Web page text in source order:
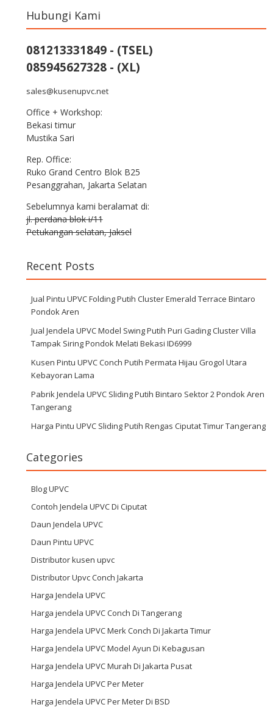
Hubungi Kami
081213331849 - (TSEL)
085945627328 - (XL)
sales@kusenupvc.net
Office + Workshop:
Bekasi timur
Mustika Sari
Rep. Office:
Ruko Grand Centro Blok B25
Pesanggrahan, Jakarta Selatan
Sebelumnya kami beralamat di:
jl. perdana blok i/11
Petukangan selatan, Jaksel
Recent Posts
Jual Pintu UPVC Folding Putih Cluster Emerald Terrace Bintaro
Pondok Aren
Jual Jendela UPVC Model Swing Putih Puri Gading Cluster Villa
Tampak Siring Pondok Melati Bekasi ID6999
Kusen Pintu UPVC Conch Putih Permata Hijau Grogol Utara
Kebayoran Lama
Pabrik Jendela UPVC Sliding Putih Bintaro Sektor 2 Pondok Aren
Tangerang
Harga Pintu UPVC Sliding Putih Rengas Ciputat Timur Tangerang
Categories
Blog UPVC
Contoh Jendela UPVC Di Ciputat
Daun Jendela UPVC
Daun Pintu UPVC
Distributor kusen upvc
Distributor Upvc Conch Jakarta
Harga Jendela UPVC
Harga jendela UPVC Conch Di Tangerang
Harga Jendela UPVC Merk Conch Di Jakarta Timur
Harga Jendela UPVC Model Ayun Di Kebagusan
Harga Jendela UPVC Murah Di Jakarta Pusat
Harga Jendela UPVC Per Meter
Harga Jendela UPVC Per Meter Di BSD